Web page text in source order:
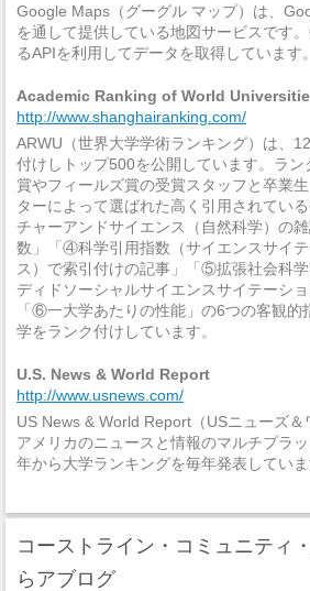
Google Maps（グーグル マップ）は、
を通して提供している地図サービスです
るAPIを利用してデータを取得しています。
Academic Ranking of World
http://www.shanghairanking.com/
ARWU（世界大学学術ランキング）は、
付けしトップ500を公開しています。ラ
賞やフィールズ賞の受賞スタッフと卒業
ターによって選ばれた高く引用されてい
チャーアンドサイエンス（自然科学）の
数」「④科学引用指数（サイエンスサイ
ス）で索引付けの記事」「⑤拡張社会科
ディドソーシャルサイエンスサイテーショ
「⑥一大学あたりの性能」の6つの客観的
学をランク付けしています。
U.S. News & World Report
http://www.usnews.com/
US News & World Report（USニューズ
アメリカのニュースと情報のマルチプラ
年から大学ランキングを毎年発表していま
コーストライン・コミュニティ
らアブログ